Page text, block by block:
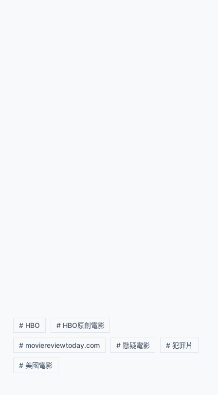
# HBO # HBO原創電影
# moviereviewtoday.com # 懸疑電影 # 犯罪片
# 美國電影